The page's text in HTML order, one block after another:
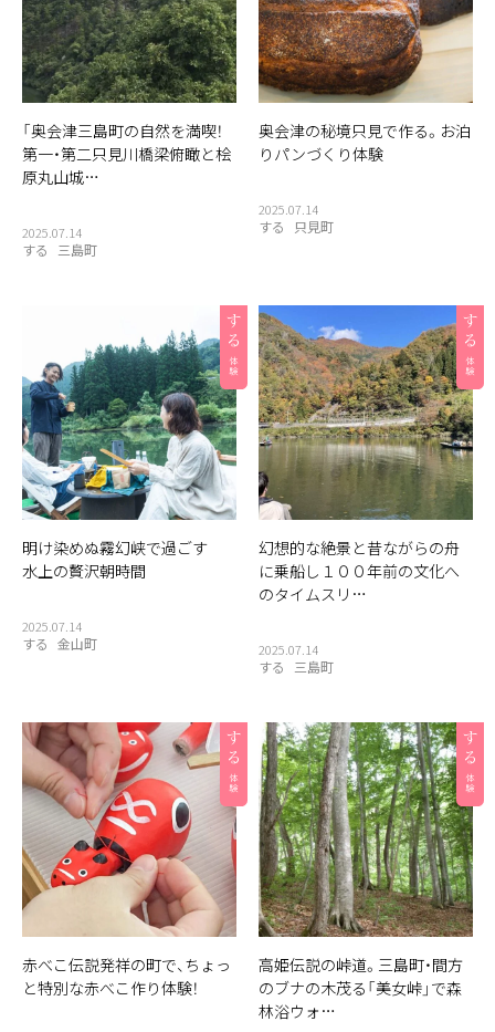
「奥会津三島町の自然を満喫！
第一・第二只見川橋梁俯瞰と桧
原丸山城…
2025.07.14
する 三島町
奥会津の秘境只見で作る。お泊
りパンづくり体験
2025.07.14
する 只見町
明け染めぬ霧幻峡で過ごす
水上の贅沢朝時間
2025.07.14
する 金山町
幻想的な絶景と昔ながらの舟
に乗船し１００年前の文化へ
のタイムスリ…
2025.07.14
する 三島町
赤べこ伝説発祥の町で、ちょっ
と特別な赤べこ作り体験！
高姫伝説の峠道。三島町・間方
のブナの木茂る「美女峠」で森
林浴ウォ…